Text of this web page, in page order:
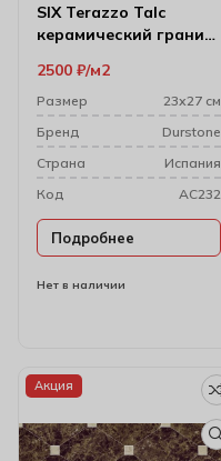
SIX Terazzo Talc
керамический гранит
Нет в наличии
2500 ₽ м2
Размер
23х27 см
Бренд
Durstone
Cтрана
Испания
Код
AC232
Подробнее
Акция